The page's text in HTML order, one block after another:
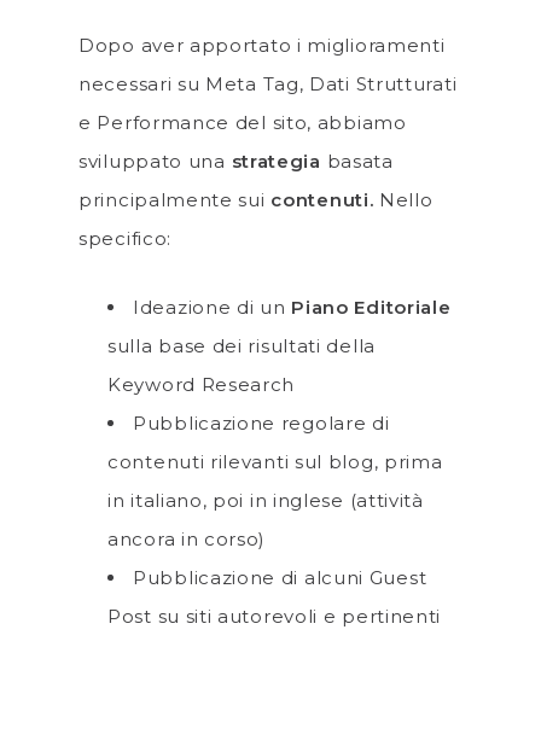
Dopo aver apportato i miglioramenti
necessari su Meta Tag, Dati Strutturati
e Performance del sito, abbiamo
sviluppato una strategia basata
principalmente sui contenuti. Nello
specifico:
Ideazione di un Piano Editoriale
sulla base dei risultati della
Keyword Research
Pubblicazione regolare di
contenuti rilevanti sul blog, prima
in italiano, poi in inglese (attività
ancora in corso)
Pubblicazione di alcuni Guest
Post su siti autorevoli e pertinenti